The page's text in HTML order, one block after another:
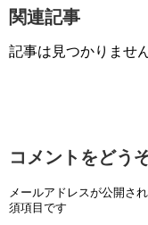
関連記事
記事は見つかりませ
コメントをどう
メールアドレスが公開さ
須項目です